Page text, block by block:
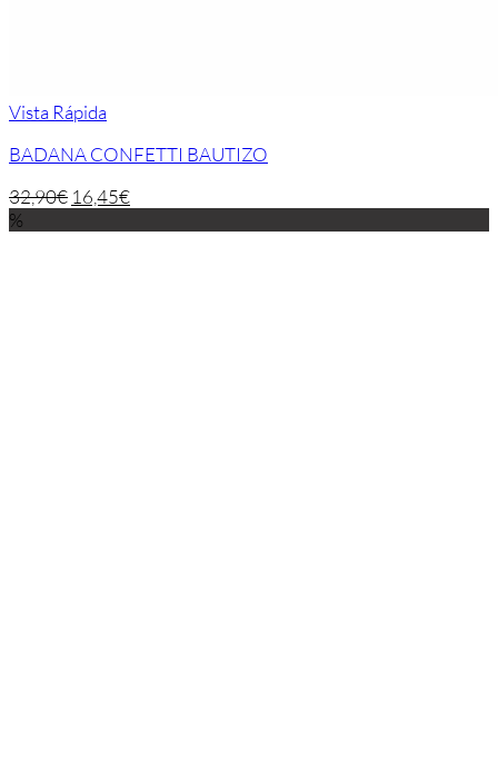
Vista Rápida
BADANA CONFETTI BAUTIZO
32,90€ 16,45€
%